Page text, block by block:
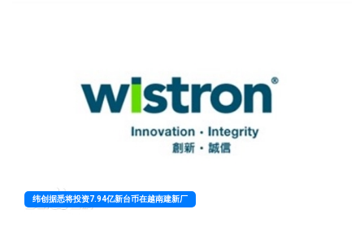
纬创据悉将投资7.94亿新台币在越南建新厂